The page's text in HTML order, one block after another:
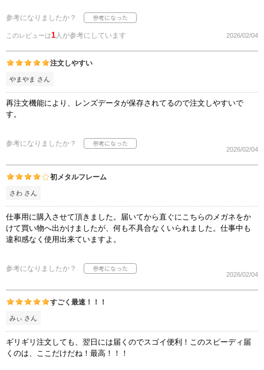
参考になりましたか？
このレビューは1 人が参考にしています 2026/02/04
注文しやすい
やまやま さん
再注文機能により、レンズデータが保存されてるので注文しやすいで
す。
参考になりましたか？
2026/02/04
初メタルフレーム
さわ さん
仕事用に購入させて頂きました。届いてから直ぐにこちらのメガネをか
けて買い物へ出かけましたが、何も不具合なくいられました。仕事中も
違和感なく使用出来ていますよ。
参考になりましたか？
2026/02/04
すごく最速！！！
みぃ さん
ギリギリ注文しても、翌日には届くのでスゴイ便利！このスピーディ届
くのは、ここだけだね！最高！！！